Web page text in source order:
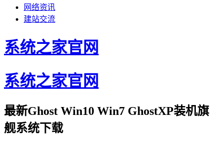
网络资讯
建站交流
系统之家官网
系统之家官网
最新Ghost Win10 Win7 GhostXP装机旗
舰系统下载